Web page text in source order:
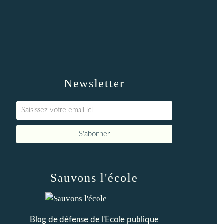
Newsletter
Sauvons l'école
Blog de défense de l'Ecole publique